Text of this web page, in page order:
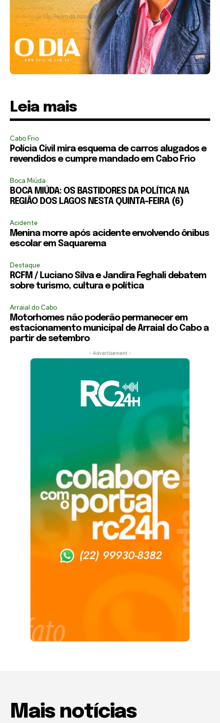
Leia mais
Cabo Frio
Polícia Civil mira esquema de carros alugados e
revendidos e cumpre mandado em Cabo Frio
Boca Miúda
BOCA MIÚDA: OS BASTIDORES DA POLÍTICA NA
REGIÃO DOS LAGOS NESTA QUINTA-FEIRA (6)
Acidente
Menina morre após acidente envolvendo ônibus
escolar em Saquarema
Destaque
RCFM / Luciano Silva e Jandira Feghali debatem
sobre turismo, cultura e política
Arraial do Cabo
Motorhomes não poderão permanecer em
estacionamento municipal de Arraial do Cabo a
partir de setembro
- Advertisement -
Mais notícias